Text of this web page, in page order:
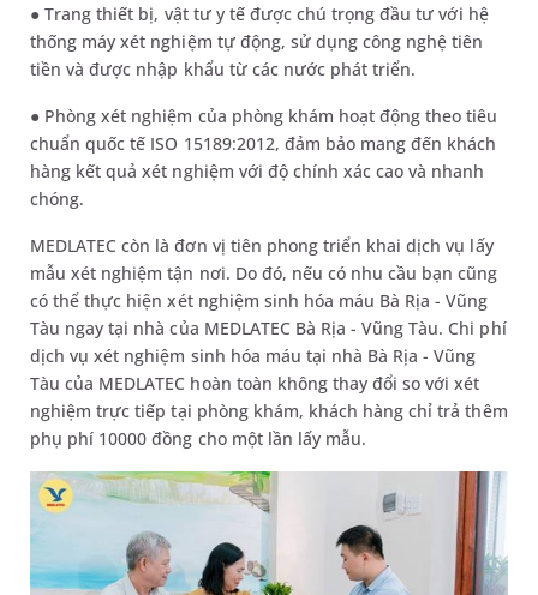
● Trang thiết bị, vật tư y tế được chú trọng đầu tư với hệ
thống máy xét nghiệm tự động, sử dụng công nghệ tiên
tiền và được nhập khẩu từ các nước phát triển.
● Phòng xét nghiệm của phòng khám hoạt động theo tiêu
chuẩn quốc tế ISO 15189:2012, đảm bảo mang đến khách
hàng kết quả xét nghiệm với độ chính xác cao và nhanh
chóng.
MEDLATEC còn là đơn vị tiên phong triển khai dịch vụ lấy
mẫu xét nghiệm tận nơi. Do đó, nếu có nhu cầu bạn cũng
có thể thực hiện xét nghiệm sinh hóa máu Bà Rịa - Vũng
Tàu ngay tại nhà của MEDLATEC Bà Rịa - Vũng Tàu. Chi phí
dịch vụ xét nghiệm sinh hóa máu tại nhà Bà Rịa - Vũng
Tàu của MEDLATEC hoàn toàn không thay đổi so với xét
nghiệm trực tiếp tại phòng khám, khách hàng chỉ trả thêm
phụ phí 10000 đồng cho một lần lấy mẫu.